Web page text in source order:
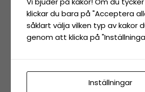
Namn
E-post
klickar du bara på "Acceptera
såklart välja vilken typ av kakor
genom att klicka på
Inställningar